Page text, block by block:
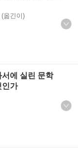
(옮긴이)
에 실린 문학
인가